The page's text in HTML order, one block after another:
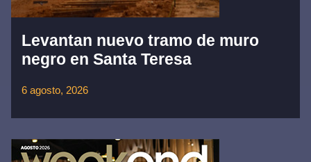
Levantan nuevo tramo de muro
negro en Santa Teresa
6 agosto, 2026